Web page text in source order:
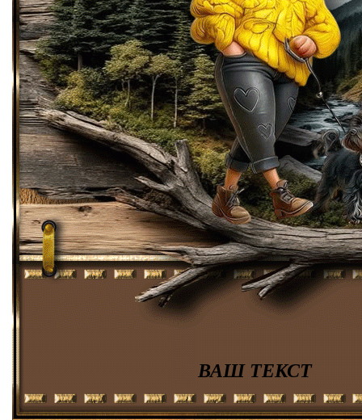
ВАШ ТЕКСТ